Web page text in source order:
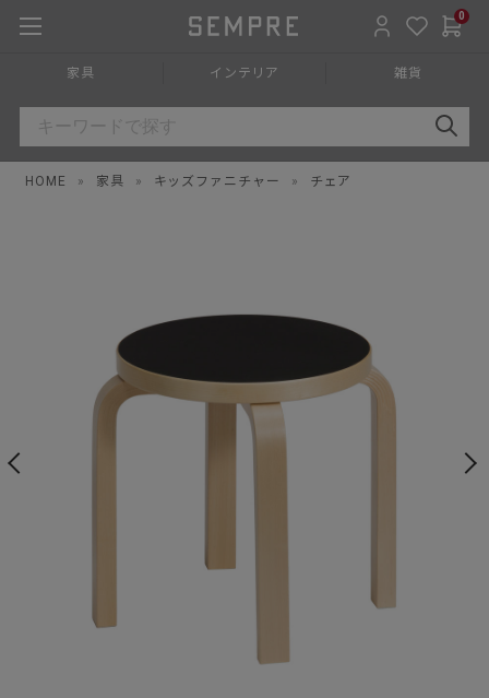
0
家具 インテリア 雑貨
HOME » 家具 » キッズファニチャー » チェア